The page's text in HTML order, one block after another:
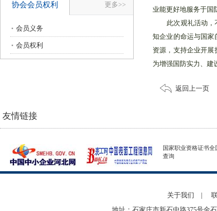
协会会员权利 更多>>
会员义务
会员权利
业能更好地服务于国
此次观礼活动，不
知企业的命运与国家
资源，支持企业开
为增强国防实力、建
返回上一页
友情链接
国家职业资格证书全
查询
关于我们